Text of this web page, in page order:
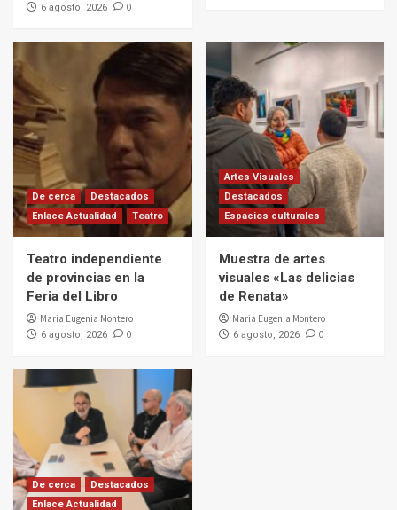
6 agosto, 2026 0
De cerca
Destacados
Enlace Actualidad
Teatro
Teatro independiente
de provincias en la
Feria del Libro
Maria Eugenia Montero
6 agosto, 2026 0
Artes Visuales
Destacados
Espacios culturales
Muestra de artes
visuales «Las delicias
de Renata»
Maria Eugenia Montero
6 agosto, 2026 0
De cerca
Destacados
Enlace Actualidad